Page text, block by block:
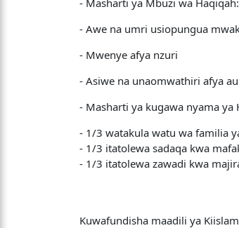
- Masharti ya Mbuzi wa Haqiqah:
- Awe na umri usiopungua
- Mwenye afya nzuri
- Asiwe na unaomwathiri afya
- Masharti ya kugawa nyama ya
- 1/3 watakula watu wa familia
- 1/3 itatolewa sadaqa kwa
- 1/3 itatolewa zawadi kwa
Kuwafundisha maadili ya